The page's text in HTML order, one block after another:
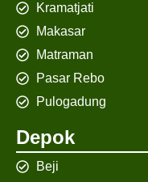
Kramatjati
Makasar
Matraman
Pasar Rebo
Pulogadung
Depok
Beji